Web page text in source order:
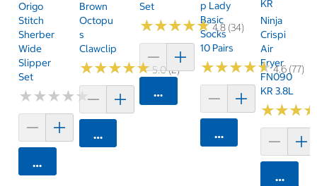
Origo
Stitch
Sherber
Wide
Slipper
Set
★★★★★
★★★★★
카트에 담기
Brown
Octopu
S
Clawclip
★★★★★
★★★★★5.0 (2)
카트에 담기
Set
★★★★★
★★★★★4.8 (34)
카트에 담기
P Lady
Basic
Socks
10 Pairs
★★★★★
★★★★★4.6 (77)
카트에 담기
KR
Ninja
Crispi
Air
Fryer
FN090
KR 3.8L
★★★
★★★
카트에